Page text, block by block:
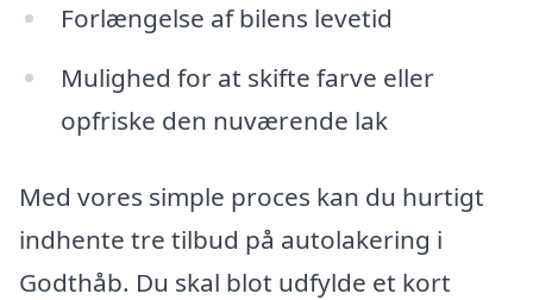
Forlængelse af bilens levetid
Mulighed for at skifte farve eller
opfriske den nuværende lak
Med vores simple proces kan du hurtigt
indhente tre tilbud på autolakering i
Godthåb. Du skal blot udfylde et kort